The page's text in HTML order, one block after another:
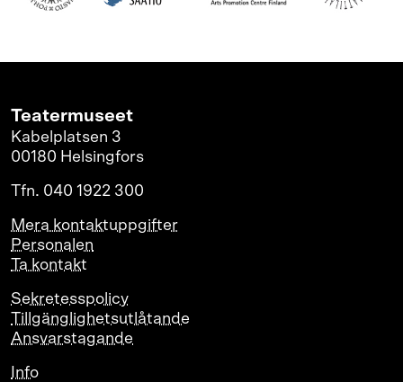
Teatermuseet
Kabelplatsen 3
00180 Helsingfors
Tfn. 040 1922 300
Mera kontaktuppgifter
Personalen
Ta kontakt
Sekretesspolicy
Tillgänglighetsutlåtande
Ansvarstagande
Info